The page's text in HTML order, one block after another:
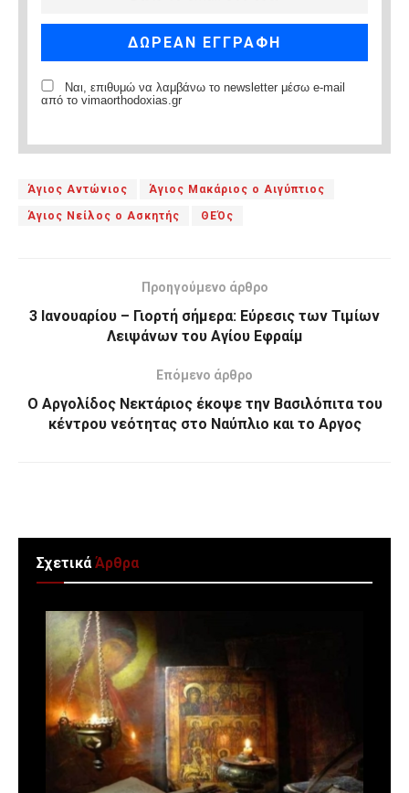
Ναι, επιθυμώ να λαμβάνω το newsletter μέσω e-mail
από το vimaorthodoxias.gr
Άγιος Αντώνιος Άγιος Μακάριος ο Αιγύπτιος
Άγιος Νείλος ο Ασκητής ΘΕΌς
Προηγούμενο άρθρο
3 Ιανουαρίου – Γιορτή σήμερα: Εύρεσις των Τιμίων
Λειψάνων του Αγίου Εφραίμ
Επόμενο άρθρο
Ο Αργολίδος Νεκτάριος έκοψε την Βασιλόπιτα του
κέντρου νεότητας στο Ναύπλιο και το Αργος
ΣχετικάΆρθρα